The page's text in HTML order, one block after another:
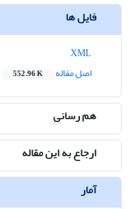
فایل ها
اصل مقاله
552.96 K
هم رسانی
ارجاع به این مقاله
آمار